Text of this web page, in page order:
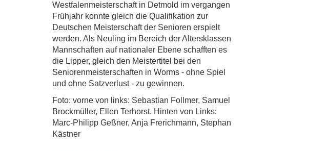
Westfalenmeisterschaft in Detmold im vergangen
Frühjahr konnte gleich die Qualifikation zur
Deutschen Meisterschaft der Senioren erspielt
werden. Als Neuling im Bereich der Altersklassen
Mannschaften auf nationaler Ebene schafften es
die Lipper, gleich den Meistertitel bei den
Seniorenmeisterschaften in Worms - ohne Spiel
und ohne Satzverlust - zu gewinnen.
Foto: vorne von links: Sebastian Follmer, Samuel
Brockmüller, Ellen Terhorst. Hinten von Links:
Marc-Philipp Geßner, Anja Frerichmann, Stephan
Kästner